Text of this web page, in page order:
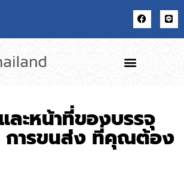
ละหน้าที่ของบรรจุ
ารขนส่ง ที่คุณต้อง